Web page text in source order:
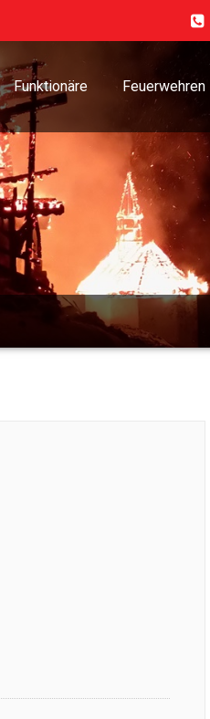
Funktionäre Feuerwehren